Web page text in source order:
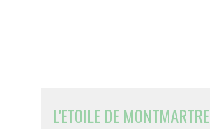
L'ETOILE DE MONTMARTRE